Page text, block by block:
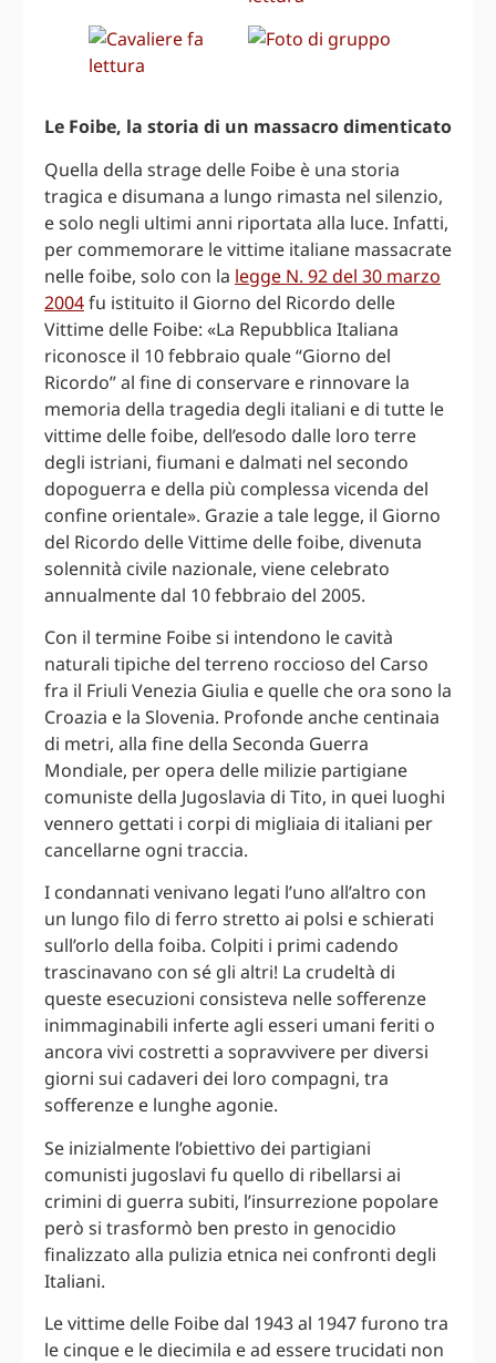
Le Foibe, la storia di un massacro dimenticato
Quella della strage delle Foibe è una storia
tragica e disumana a lungo rimasta nel silenzio,
e solo negli ultimi anni riportata alla luce. Infatti,
per commemorare le vittime italiane massacrate
nelle foibe, solo con la legge N. 92 del 30 marzo
2004fu istituito il Giorno del Ricordo delle
Vittime delle Foibe: «La Repubblica Italiana
riconosce il 10 febbraio quale “Giorno del
Ricordo” al fine di conservare e rinnovare la
memoria della tragedia degli italiani e di tutte le
vittime delle foibe, dell’esodo dalle loro terre
degli istriani, fiumani e dalmati nel secondo
dopoguerra e della più complessa vicenda del
confine orientale». Grazie a tale legge, il Giorno
del Ricordo delle Vittime delle foibe, divenuta
solennità civile nazionale, viene celebrato
annualmente dal 10 febbraio del 2005.
Con il termine Foibe si intendono le cavità
naturali tipiche del terreno roccioso del Carso
fra il Friuli Venezia Giulia e quelle che ora sono la
Croazia e la Slovenia. Profonde anche centinaia
di metri, alla fine della Seconda Guerra
Mondiale, per opera delle milizie partigiane
comuniste della Jugoslavia di Tito, in quei luoghi
vennero gettati i corpi di migliaia di italiani per
cancellarne ogni traccia.
I condannati venivano legati l’uno all’altro con
un lungo filo di ferro stretto ai polsi e schierati
sull’orlo della foiba. Colpiti i primi cadendo
trascinavano con sé gli altri! La crudeltà di
queste esecuzioni consisteva nelle sofferenze
inimmaginabili inferte agli esseri umani feriti o
ancora vivi costretti a sopravvivere per diversi
giorni sui cadaveri dei loro compagni, tra
sofferenze e lunghe agonie.
Se inizialmente l’obiettivo dei partigiani
comunisti jugoslavi fu quello di ribellarsi ai
crimini di guerra subiti, l’insurrezione popolare
però si trasformò ben presto in genocidio
finalizzato alla pulizia etnica nei confronti degli
Italiani.
Le vittime delle Foibe dal 1943 al 1947 furono tra
le cinque e le diecimila e ad essere trucidati non